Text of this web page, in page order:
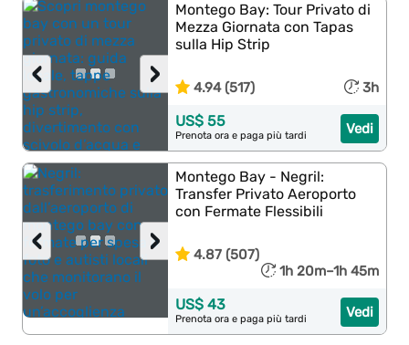
›
‹
Montego Bay: Tour Privato di
Mezza Giornata con Tapas
sulla Hip Strip
4.94 (517) 3h
Vedi
US$ 55
Prenota ora e paga più tardi
›
‹
Montego Bay - Negril:
Transfer Privato Aeroporto
con Fermate Flessibili
4.87 (507)
1h 20m–1h 45m
Vedi
US$ 43
Prenota ora e paga più tardi